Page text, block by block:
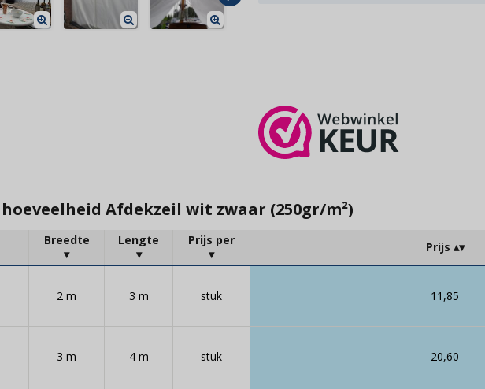
Afdekzeil wit zwaar (250gr/m²)
Breedte Lengte Prijs per Prijs
2 m 3 m stuk 11,85
3 m 4 m stuk 20,60